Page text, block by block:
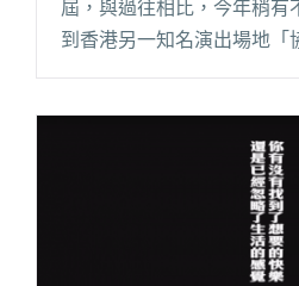
屆，與過往相比，今年稍有
到香港另一知名演出場地「
民投票以及業界專業人士推
港獨立音樂圈大事回顧"